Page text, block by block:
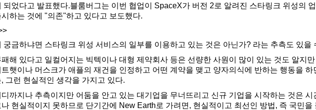
되었다고 발표했다.블룸버그는 이번 협업이 SpaceX가 버전 2로 알려진 스타링크 위성의
시하는 것에 "의존"하고 있다고 보도했다.
궁금하냐면 스타링크 위성 서비스의 일부를 이용하고 있는 것은 아닌가? 라는 추측도 있을
패해 있다고 일컬어지는 빅텍이나 대형 제약회사 등은 선량한 사원이 많이 있는 것도 알지
트햇이나 머스크가 애플의 재건을 인정하고 어떤 계약을 맺고 양자의식에 반하는 행동을 하
, 그런 현실적인 생각을 가지고 있다.
디까지나 추측이지만 어둠을 안고 있는 대기업을 무너뜨리고 신규 기업을 시작하는 것은 시
나 현실적이지 못하므로 단기간에 New Earth로 가려면, 현실적이고 최선인 방법, 즉 국민을